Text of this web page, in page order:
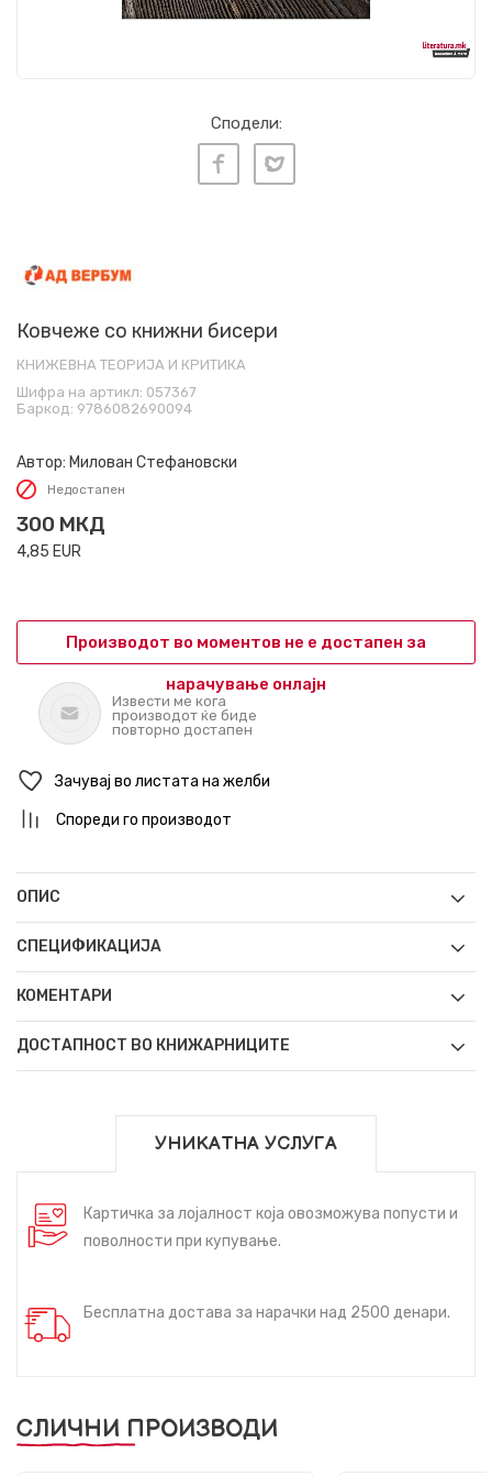
Сподели:
Ковчеже со книжни бисери
КНИЖЕВНА ТЕОРИЈА И КРИТИКА
Шифра на артикл: 057367
Баркод: 9786082690094
Автор: Милован Стефановски
Недостапен
300 МКД
4,85 EUR
Производот во моментов не е достапен за
нарачување онлајн
Извести ме кога
производот ќе биде
повторно достапен
Зачувај во листата на желби
Спореди го производот
ОПИС
СПЕЦИФИКАЦИЈА
КОМЕНТАРИ
ДОСТАПНОСТ ВО КНИЖАРНИЦИТЕ
УНИКАТНА УСЛУГА
Картичка за лојалност која овозможува попусти и
поволности при купување.
Бесплатна достава за нарачки над 2500 денари.
СЛИЧНИ ПРОИЗВОДИ